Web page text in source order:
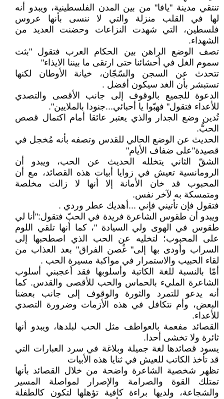
تنتقي مدينة "يافا" من بين المدن الفلسطينية، ويبدو أنه
لها في القلب منزلة والتي لا ننسى بأنها عروس
فلسطين، التي شهدت النزاعات وحضنت العديد من
الشهداء.
تصف الوضع الراهن بين الحكام العرب فتقول "بثت
سموم الغل في أحشائنا حتى ارتقى ما بيننا الايذاء"
تتحدث عن السجن والسّجّان، خيانة الأوطان لكنها
تستبشر بأن الغد سيكون أفضل .
الدعوة للجميع بالوقوف إلى جانب الأقصى والتصدي
للأعداء فتقول" فهبّوا يا أحبائي...جنودا بالملايين".
تُدين وضع الجدار والذي يعتبر عائقا أمام اكتمال قصص
الحبُّ.
الحديث عن الوضع الحالي للقدس وتصفه بأنه مُخجل في
قصيدة"على ضفاف الأيام"
الشقّ الثاني يتخلله الحديث عن الحب، ويبدو أن
الرومانسية تعيش في زوايا أبيات هذه القصائد، مع أن
المحبوب قد خان الأمانة إلا أنها لا زالت مخلصة
ومتمسكة به لآخر نفس.
فتقول فإن تأتيني فإني ...أهديك عطر وردي .
ويبدو أن طقوس الشاعرة فريدة في الحبّ فتقول:"أنا لي
طقوس في الهوى ولي السيادة "، كما أنها تلقي اللوم
على المحبوب؛ لتخليه عن الحب الذي اصطحبها إلى
السراب وأودى بها إلى" غُصن الفراق" بعد العذاب من
لقاء الحبيب والاستمرار في مواكبة مسيرة الحب .
أمّا بالنسبة للغة الكاتبة وأسلوبها فقد أعجبني أسلوب
الشاعرة المليء بالحماس والحب للأقصى والقدس. كما
أنه يدعو للتمرد والثورة والوقوف إلى جانب بعضنا
البعض، وأم نتكافل في هذه الأزمات وضرورة التصدي
للأعداء.
القصائد مفعمة بالعواطف مثل الحب لبلدها، ويبدو أنها
ثائرة ولا تخشى أحدا.
يسود قصائدها لغة جميلة وبلاغة في سرد العبارات التي
قد تأخذ الكاتب للعيش في ثنايا هذه الأبيات
تظهر شخصية الشاعرة واضحة من خلال القصائد بأنها
تمتلك القوة والصرامة والإصرار لمواصلة المسير
والشجاعة، ولديها براءة كافية تؤهلها لتكون كالطفلة